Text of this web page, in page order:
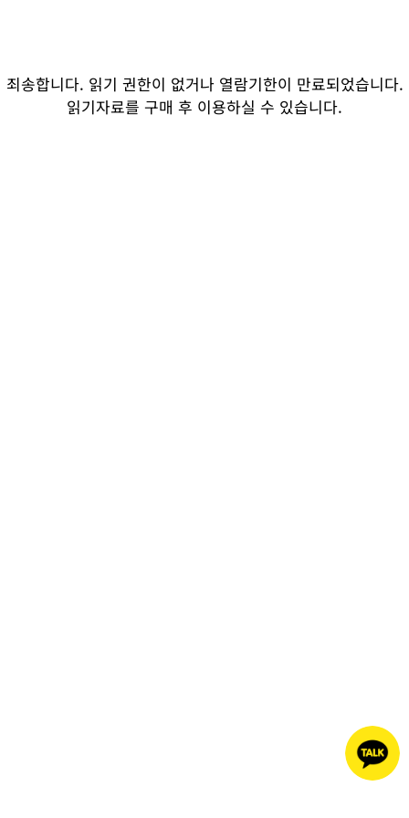
죄송합니다. 읽기 권한이 없거나 열람기한이 만료되었습니다.
읽기자료를 구매 후 이용하실 수 있습니다.